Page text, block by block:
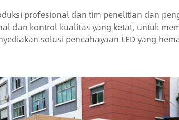
profesional dan tim penelitian dan
dan kontrol kualitas yang ketat, untuk
solusi pencahayaan LED yang